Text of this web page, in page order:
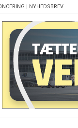
| NYHEDSBREV